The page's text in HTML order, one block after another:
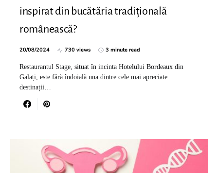
inspirat din bucătăria tradițională
românească?
20/08/2024 730 views 3 minute read
Restaurantul Stage, situat în incinta Hotelului Bordeaux din
Galați, este fără îndoială una dintre cele mai apreciate
destinații…